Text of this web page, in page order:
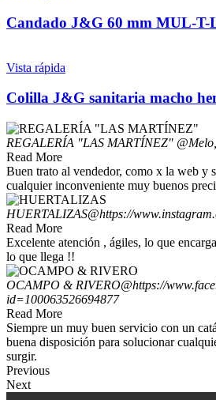
Candado J&G 60 mm MUL-T-
Vista rápida
Colilla J&G sanitaria macho
REGALERÍA "LAS MARTÍNEZ"
Read More
Buen trato al vendedor, como x la web y
cualquier inconveniente muy buenos
HUERTALIZAS@https://
Read More
Excelente atención , ágiles, lo que
lo que llega !!
OCAMPO & RIVERO@https://
id=100063526694877
Read More
Siempre un muy buen servicio con un
buena disposición para solucionar
surgir.
Previous
Next